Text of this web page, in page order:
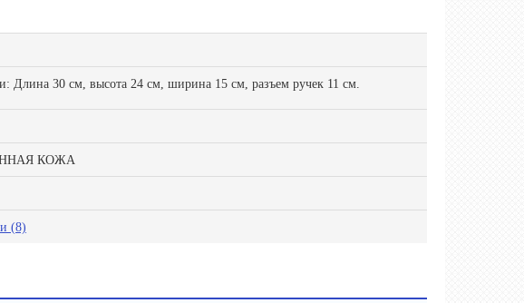
Длина 30 см, высота 24 см, ширина 15 см, разъем ручек 11 см.
КОЖА
(8)